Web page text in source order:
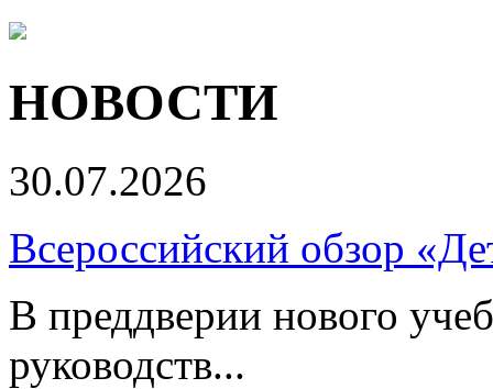
НОВОСТИ
30.07.2026
Всероссийский обзор
В преддверии нового
руководств...